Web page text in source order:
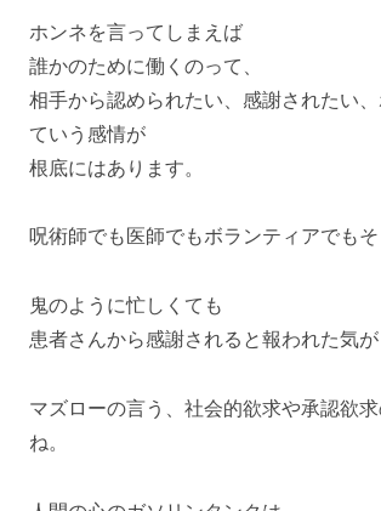
ホンネを言ってしまえば
誰かのために働くのって、
相手から認められたい、感謝されたい
ていう感情が
根底にはあります。
呪術師でも医師でもボランティアでもそ
鬼のように忙しくても
患者さんから感謝されると報われた気が
マズローの言う、社会的欲求や承認欲
ね。